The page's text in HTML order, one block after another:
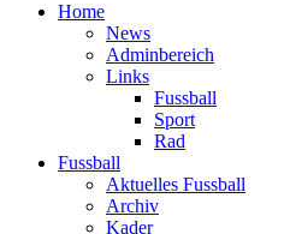
Home
News
Adminbereich
Links
Fussball
Sport
Rad
Fussball
Aktuelles Fussball
Archiv
Kader